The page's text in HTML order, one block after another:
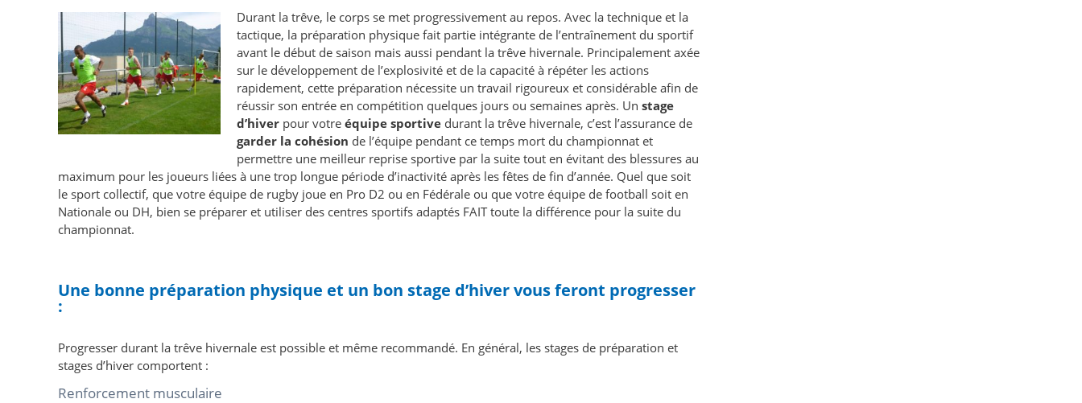
Durant la trêve, le corps se met progressivement au repos. Avec la technique et la
tactique, la préparation physique fait partie intégrante de l’entraînement du sportif
avant le début de saison mais aussi pendant la trêve hivernale. Principalement axée
sur le développement de l’explosivité et de la capacité à répéter les actions
rapidement, cette préparation nécessite un travail rigoureux et considérable afin de
réussir son entrée en compétition quelques jours ou semaines après. Un stage
d’hiver pour votre équipe sportive durant la trêve hivernale, c’est l’assurance de
garder la cohésion de l’équipe pendant ce temps mort du championnat et
permettre une meilleur reprise sportive par la suite tout en évitant des blessures au
maximum pour les joueurs liées à une trop longue période d’inactivité après les fêtes de fin d’année. Quel que soit
le sport collectif, que votre équipe de rugby joue en Pro D2 ou en Fédérale ou que votre équipe de football soit en
Nationale ou DH, bien se préparer et utiliser des centres sportifs adaptés FAIT toute la différence pour la suite du
championnat.
Une bonne préparation physique et un bon stage d’hiver vous feront progresser
:
Progresser durant la trêve hivernale est possible et même recommandé. En général, les stages de préparation et
stages d’hiver comportent :
Renforcement musculaire